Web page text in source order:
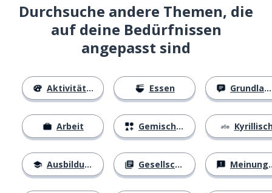
Durchsuche andere Themen, die
auf deine Bedürfnissen
angepasst sind
Aktivitäten
Arbeit
Ausbildung
Essen
Gemischtes
Gesellschaft
Grundlagen
Meinungen